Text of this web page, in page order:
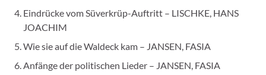
Eindrücke vom Süverkrüp-Auftritt – LISCHKE, HANS
JOACHIM
Wie sie auf die Waldeck kam – JANSEN, FASIA
Anfänge der politischen Lieder – JANSEN, FASIA